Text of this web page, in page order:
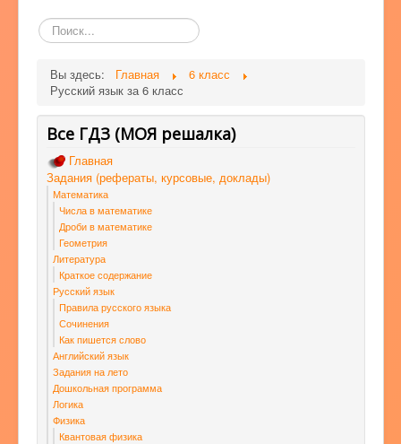
Поиск
по
Вы здесь:
Главная
6 класс
Русский язык за 6 класс
Все ГДЗ (МОЯ решалка)
Главная
Задания (рефераты, курсовые, доклады)
Математика
Числа в математике
Дроби в математике
Геометрия
Литература
Краткое содержание
Русский язык
Правила русского языка
Сочинения
Как пишется слово
Английский язык
Задания на лето
Дошкольная программа
Логика
Физика
Квантовая физика